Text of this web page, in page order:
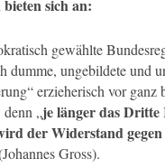
sich an:
gewählte
dumme, ungebildete und
erzieherisch vor ganz
denn „je länger das Dritte
der Widerstand
Gross).